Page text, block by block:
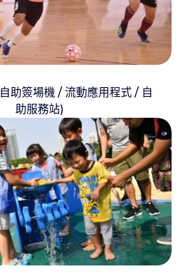
助簽場機 / 流動應用程式 / 自
助服務站)